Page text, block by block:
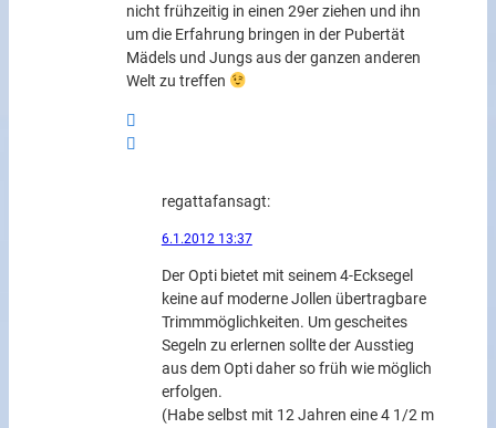
nicht frühzeitig in einen 29er ziehen und ihn
um die Erfahrung bringen in der Pubertät
Mädels und Jungs aus der ganzen anderen
Welt zu treffen
regattafansagt:
6.1.2012 13:37
Der Opti bietet mit seinem 4-Ecksegel
keine auf moderne Jollen übertragbare
Trimmmöglichkeiten. Um gescheites
Segeln zu erlernen sollte der Ausstieg
aus dem Opti daher so früh wie möglich
erfolgen.
(Habe selbst mit 12 Jahren eine 4 1/2 m